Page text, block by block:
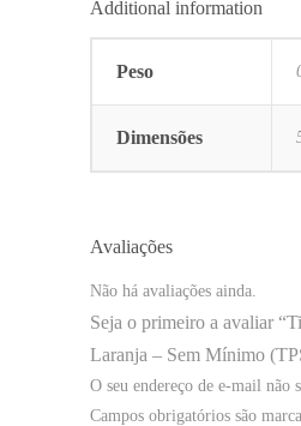
Additional information
Peso
Dimensões
Avaliações
Não há avaliações ainda.
Seja o primeiro a avaliar
Laranja – Sem Mínimo
O seu endereço de e-mail não
Campos obrigatórios são